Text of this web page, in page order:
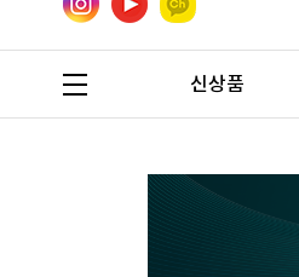
신상품